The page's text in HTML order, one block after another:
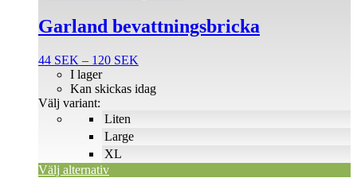
Garland bevattningsbricka
44 SEK – 120 SEK
till
Liten
Large
XL
I lager
Kan skickas idag
Välj variant:
Välj alternativ
produkten
har
varianter.
olika
alternativen
produktsidan